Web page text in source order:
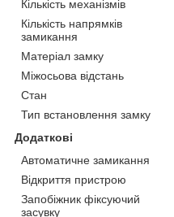
Кількість механізмів
Кількість напрямків
замикання
Матеріал замку
Міжосьова відстань
Стан
Тип встановлення замку
Додаткові
Автоматичне замикання
Відкриття пристрою
Запобіжник фіксуючий
засувку